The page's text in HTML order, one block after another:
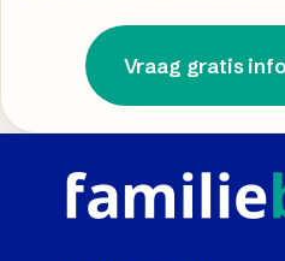
Vraag gratis